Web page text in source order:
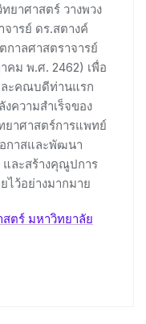
ยาศาสตร์ วางพวง
ารย์ ดร.สตางค์
กาลศาสตราจารย์
คม พ.ศ. 2462) เพื่อ
ละคณบดีท่านแรก
ความสำเร็จของ
ยาศาสตร์การแพทย์
กาสและพัฒนา
และสร้างคุณูปการ
ไว้อย่างมากมาย
ตร์ มหาวิทยาลัย